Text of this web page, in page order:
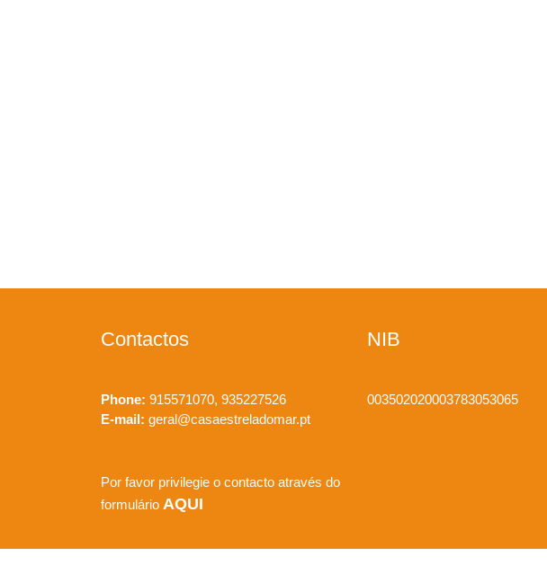
Contactos
Phone: 915571070, 935227526
E-mail: geral@casaestreladomar.pt
Por favor privilegie o contacto através do
formulário AQUI
NIB
003502020003783053065